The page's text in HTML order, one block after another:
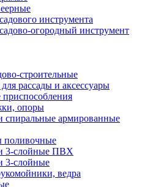
инструмента
огородный инструмент
строительные
рассады и аксессуары
опоры
спиральные армированные
поливочные
3-слойные ПВХ
3-слойные
ведра